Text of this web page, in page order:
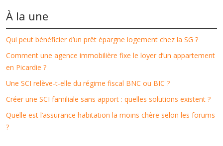
À la une
Qui peut bénéficier d’un prêt épargne logement chez la SG ?
Comment une agence immobilière fixe le loyer d’un appartement
en Picardie ?
Une SCI relève-t-elle du régime fiscal BNC ou BIC ?
Créer une SCI familiale sans apport : quelles solutions existent ?
Quelle est l’assurance habitation la moins chère selon les forums
?